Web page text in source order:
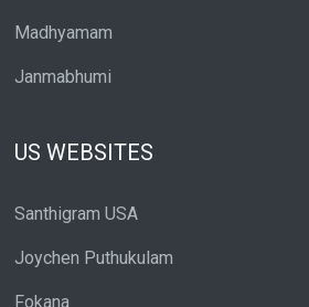
Madhyamam
Janmabhumi
US WEBSITES
Santhigram USA
Joychen Puthukulam
Fokana